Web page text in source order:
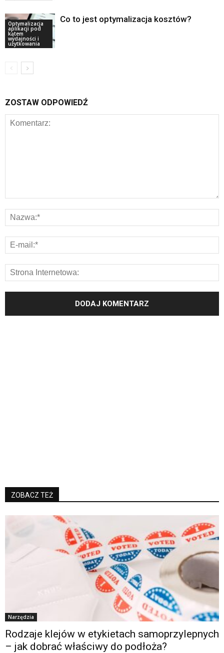
Optymalizacja
aplikacji pod
kątem
wydajności i
użytkowania
Co to jest optymalizacja kosztów?
ZOSTAW ODPOWIEDŹ
ZOBACZ TEŻ
Narzędzia
Rodzaje klejów w etykietach samoprzylepnych
– jak dobrać właściwy do podłoża?